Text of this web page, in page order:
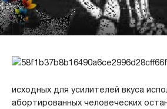
исходных для усилителей вкуса
абортированных человеческих